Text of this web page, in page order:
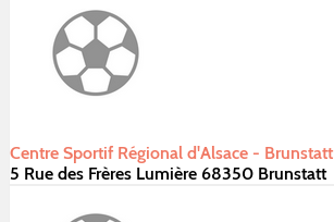
Centre Sportif Régional d'Alsace - Brunstatt
5 Rue des Frères Lumière 68350 Brunstatt